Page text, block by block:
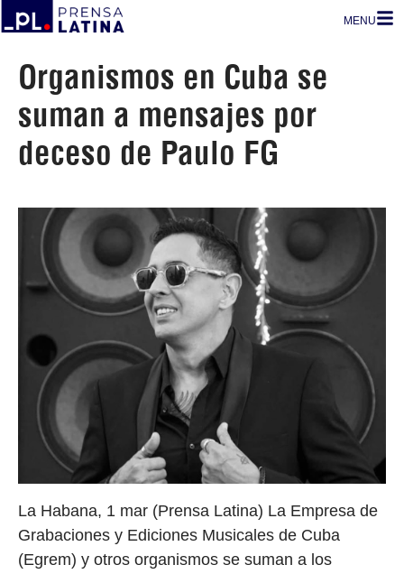
MENU
Organismos en Cuba se
suman a mensajes por
deceso de Paulo FG
La Habana, 1 mar (Prensa Latina) La Empresa de
Grabaciones y Ediciones Musicales de Cuba
(Egrem) y otros organismos se suman a los